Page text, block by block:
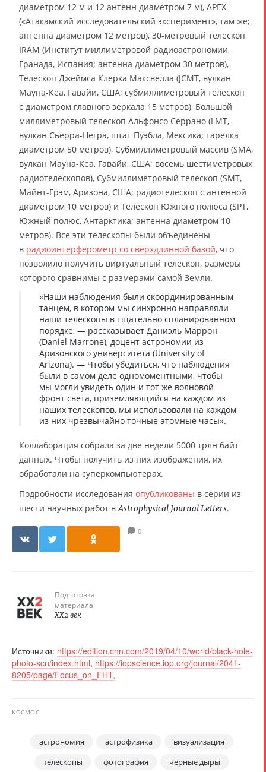
диаметром 12 м и 12 антенн диаметром 7 м), APEX
(«Атакамский исследовательский эксперимент», там же;
антенна диаметром 12 метров), 30-метровый телескоп
IRAM (Институт миллиметровой радиоастрономии,
Гранада, Испания; антенна диаметром 30 метров),
Телескоп Джеймса Клерка Максвелла (JCMT, вулкан
Мауна-Кеа, Гавайи, США; субмиллиметровый телескоп
с диаметром главного зеркала 15 метров), Большой
миллиметровый телескоп Альфонсо Серрано (LMT,
вулкан Сьерра-Негра, штат Пуэбла, Мексика; тарелка
диаметром 50 метров), Субмиллиметровый массив (SMA,
вулкан Мауна-Кеа, Гавайи, США; восемь шестиметровых
радиотелескопов), Субмиллиметровый телескоп (SMT,
Майнт-Грэм, Аризона, США; радиотелескоп с антенной
диаметром 10 метров) и Телескоп Южного полюса (SPT,
Южный полюс, Антарктика; антенна диаметром 10
метров). Все эти телескопы были объединены
в радиоинтерферометр со сверхдлинной базой, что
позволило получить виртуальный телескоп, размеры
которого сравнимы с размерами самой Земли.
«Наши наблюдения были скоординированным
танцем, в котором мы синхронно направляли
наши телескопы в тщательно спланированном
порядке, — рассказывает Даниэль Маррон
(Daniel Marrone), доцент астрономии из
Аризонского университета (University of
Arizona). — Чтобы убедиться, что наблюдения
были в самом деле одномоментными, чтобы
мы могли увидеть один и тот же волновой
фронт света, приземляющийся на каждом из
наших телескопов, мы использовали на каждом
из них чрезвычайно точные атомные часы».
Коллаборация собрала за две недели 5000 трлн байт
данных. Чтобы получить из них изображения, их
обработали на суперкомпьютерах.
Подробности исследования опубликованы в серии из
шести научных работ в Astrophysical Journal Letters.
0
Подготовка
материала
XX2 век
Источники: https://edition.cnn.com/2019/04/10/world/black-hole-
photo-scn/index.html, https://iopscience.iop.org/journal/2041-
8205/page/Focus_on_EHT,
КОСМОС
астрономия астрофизика
визуализация
телескопы
фотография чёрные дыры